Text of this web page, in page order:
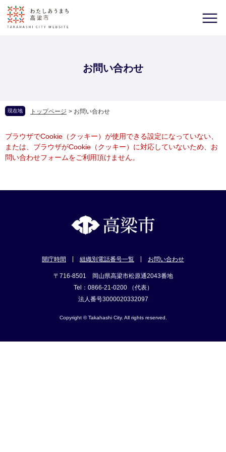
お問い合わせ
現在地 トップページ > お問い合わせ
ブラウザでCookie（クッキー）が使用できる設定になっていない、
または、ブラウザがCookie（クッキー）に対応していないため、お
問い合わせフォームをご利用頂けません。
開庁時間 組織別電話番号一覧 お問い合わせ
〒716-8501 岡山県高梁市松原通2043番地
Tel：0866-21-0200 （代表）
法人番号3000020332097
Copyright © Takahashi City. All rights reserved.